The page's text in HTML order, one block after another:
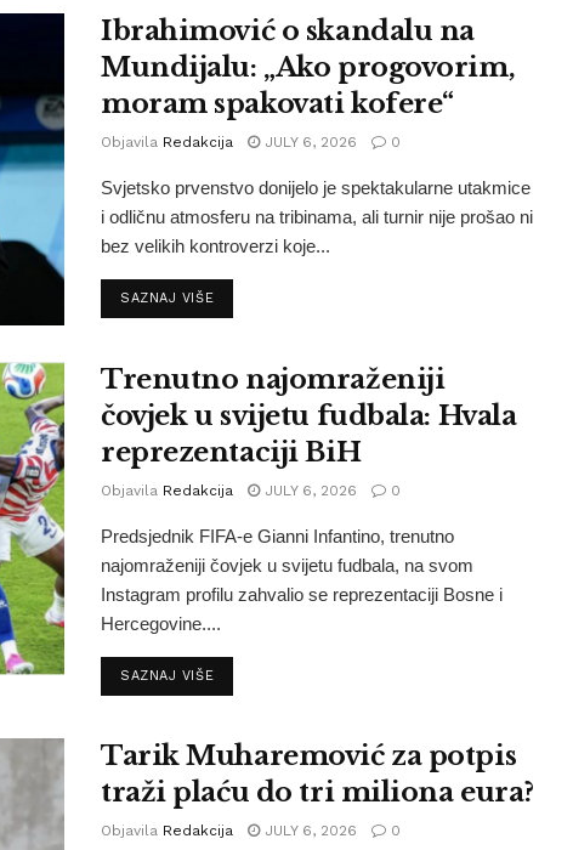
Ibrahimović o skandalu na
Mundijalu: „Ako progovorim,
moram spakovati kofere“
Objavila Redakcija JULY 6, 2026 0
Svjetsko prvenstvo donijelo je spektakularne utakmice
i odličnu atmosferu na tribinama, ali turnir nije prošao ni
bez velikih kontroverzi koje...
SAZNAJ VIŠE
Trenutno najomraženiji
čovjek u svijetu fudbala: Hvala
reprezentaciji BiH
Objavila Redakcija JULY 6, 2026 0
Predsjednik FIFA-e Gianni Infantino, trenutno
najomraženiji čovjek u svijetu fudbala, na svom
Instagram profilu zahvalio se reprezentaciji Bosne i
Hercegovine....
SAZNAJ VIŠE
Tarik Muharemović za potpis
traži plaću do tri miliona eura?
Objavila Redakcija JULY 6, 2026 0